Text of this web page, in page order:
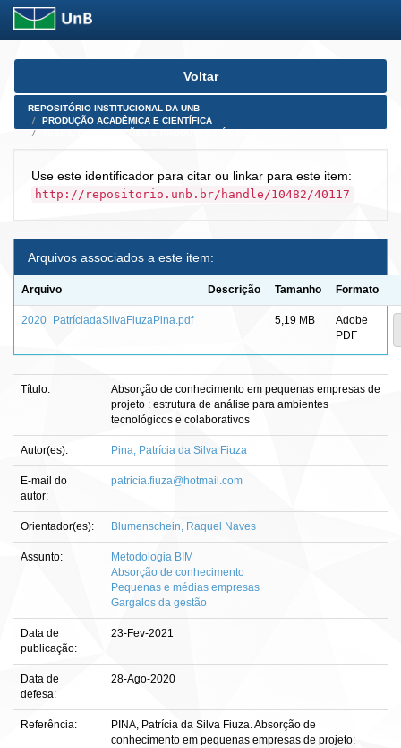
Skip
Voltar
REPOSITÓRIO INSTITUCIONAL DA UNB
PRODUÇÃO ACADÊMICA E CIENTÍFICA
Use este identificador para citar ou linkar para este item:
http://repositorio.unb.br/handle/10482/40117
Arquivos associados a este item:
Arquivo Descrição Tamanho Formato
2020_PatríciadaSilvaFiuzaPina.pdf 5,19 MB
Adobe
PDF
Título:
Absorção de conhecimento em pequenas empresas de
projeto : estrutura de análise para ambientes
tecnológicos e colaborativos
Autor(es): Pina, Patrícia da Silva Fiuza
E-mail do
autor:
patricia.fiuza@hotmail.com
Orientador(es): Blumenschein, Raquel Naves
Assunto:
Metodologia BIM
Absorção de conhecimento
Pequenas e médias empresas
Gargalos da gestão
Data de
publicação:
23-Fev-2021
Data de
defesa:
28-Ago-2020
Referência:
PINA, Patrícia da Silva Fiuza. Absorção de
conhecimento em pequenas empresas de projeto: